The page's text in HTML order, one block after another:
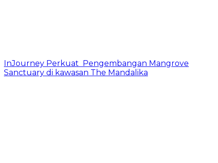
InJourney Perkuat Pengembangan Mangrove
Sanctuary di kawasan The Mandalika